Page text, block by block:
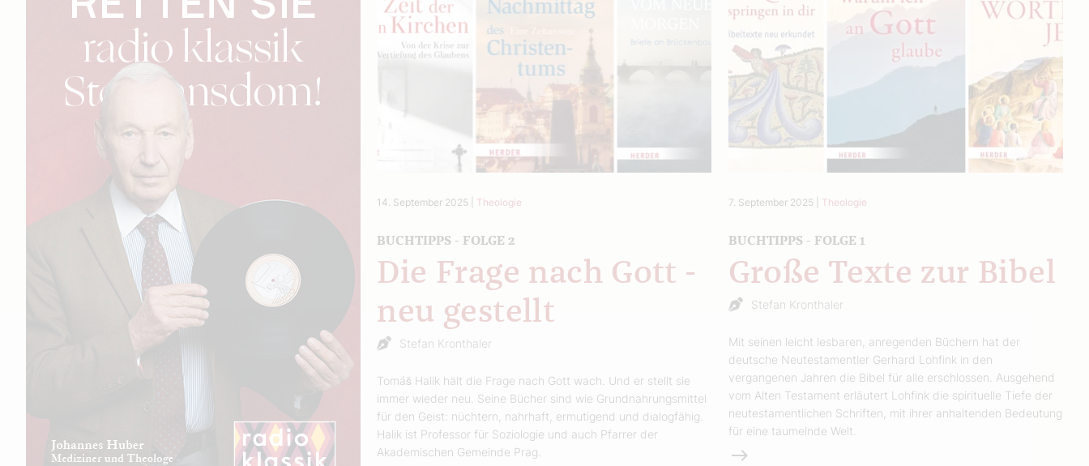
14. September 2025 Theologie
BUCHTIPPS - FOLGE 2
Die Frage nach Gott -
neu gestellt
Stefan Kronthaler
Tomáš Halik hält die Frage nach Gott wach. Und er stellt sie
immer wieder neu. Seine Bücher sind wie Grundnahrungsmittel
für den Geist: nüchtern, nahrhaft, ermutigend und dialogfähig.
Halik ist Professor für Soziologie und auch Pfarrer der
Akademischen Gemeinde Prag.
7. September 2025 Theologie
BUCHTIPPS - FOLGE 1
Große Texte zur Bibel
Stefan Kronthaler
Mit seinen leicht lesbaren, anregenden Büchern hat der
deutsche Neutestamentler Gerhard Lohfink in den
vergangenen Jahren die Bibel für alle erschlossen. Ausgehend
vom Alten Testament erläutert Lohfink die spirituelle Tiefe der
neutestamentlichen Schriften, mit ihrer anhaltenden Bedeutung
für eine taumelnde Welt.
Weiterlesen